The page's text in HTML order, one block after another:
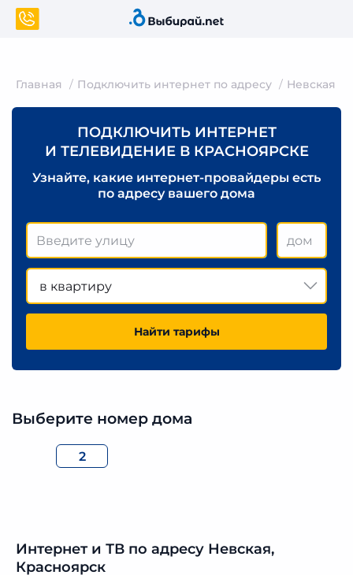
Главная Подключить интернет по адресу Невская
ПОДКЛЮЧИТЬ ИНТЕРНЕТ
И ТЕЛЕВИДЕНИЕ В КРАСНОЯРСКЕ
Узнайте, какие интернет-провайдеры есть
по адресу вашего дома
в квартиру
Найти тарифы
Выберите номер дома
2
Интернет и ТВ по адресу Невская,
Красноярск